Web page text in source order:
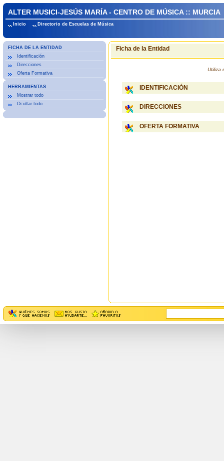
ALTER MUSICI-JESÚS MARÍA - CENTRO DE MÚSICA :: MURCIA
Inicio Directorio de Escuelas de Música
FICHA DE LA ENTIDAD
Identificación
Direcciones
Oferta Formativa
HERRAMIENTAS
Mostrar todo
Ocultar todo
Ficha de la Entidad
Utiliza
IDENTIFICACIÓN
DIRECCIONES
OFERTA FORMATIVA